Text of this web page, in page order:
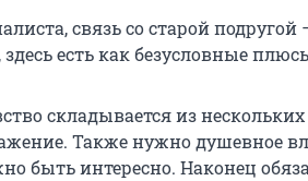
связь со старой
есть как безусловные
складывается из
Также нужно душевное
быть интересно. Наконец